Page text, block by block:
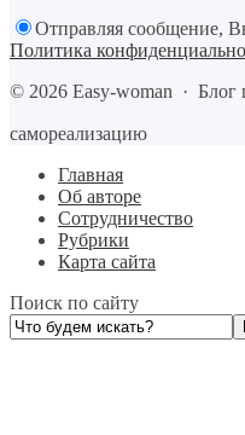
Отправляя сообщение,
Политика
© 2026 Easy-woman · Блог
самореализацию
Главная
Об авторе
Сотрудничество
Рубрики
Карта сайта
Поиск по сайту